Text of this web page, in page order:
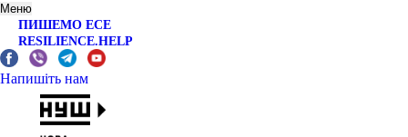
Меню
ПИШЕМО ЕСЕ
RESILIENCE.HELP
Напишіть нам